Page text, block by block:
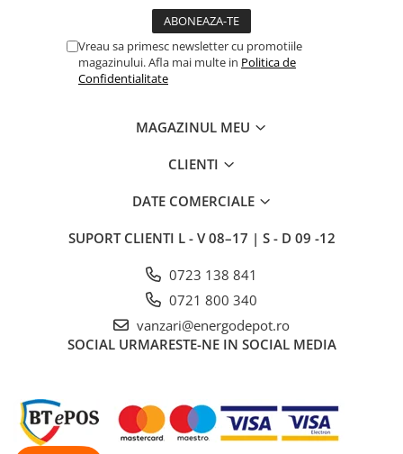
Separator fuzibil aplicatii
Sigurante fuzibile
Priza+Intrerupator
Pulsar Touch
LED
Bec LED
Vreau sa primesc newsletter cu promotiile
magazinului. Afla mai multe in Politica de
Confidentialitate
MAGAZINUL MEU
CLIENTI
DATE COMERCIALE
SUPORT CLIENTI L - V 08–17 | S - D 09 -12
0723 138 841
0721 800 340
vanzari@energodepot.ro
SOCIAL URMARESTE-NE IN SOCIAL MEDIA